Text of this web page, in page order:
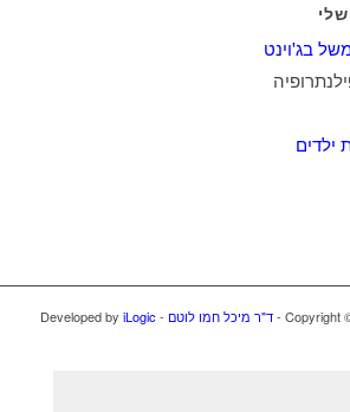
בג'וינט
ילדים
© ד"ר מיכל חמו לוטם - Developed by
iLogic